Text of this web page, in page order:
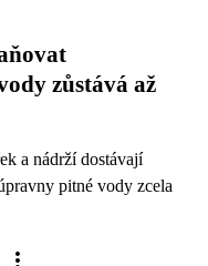
zůstává až
a nádrží dostávají
pitné vody zcela